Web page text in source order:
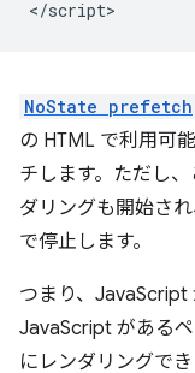
NoState prefetch
の HTML で利用可
チします。ただし
ダリングも開始さ
で停止します。
つまり、JavaScript
JavaScript がある
にレンダリングでき